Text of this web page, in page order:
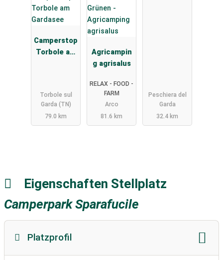
Camperstop
Torbole am
Torbole sul
Garda (TN)
79.0 km
Agricampin
g agrisalus
RELAX - FOOD -
FARM
Arco
81.6 km
Peschiera del
Garda
32.4 km
Eigenschaften Stellplatz
Camperpark Sparafucile
Platzprofil